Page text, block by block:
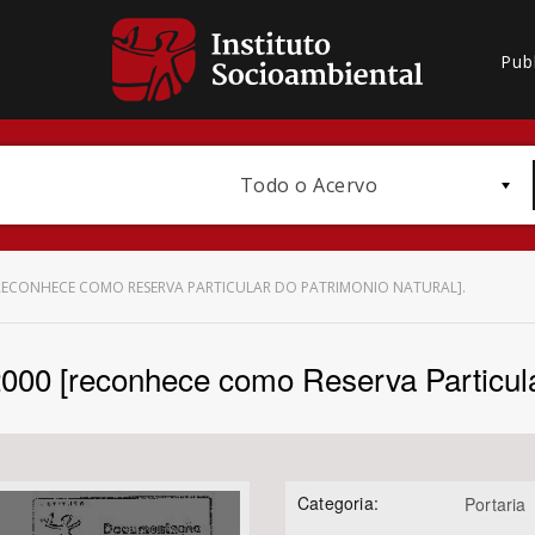
Todo o Acervo
COMO RESERVA PARTICULAR DO PATRIMONIO NATURAL].
[reconhece como Reserva
Categoria: Portaria